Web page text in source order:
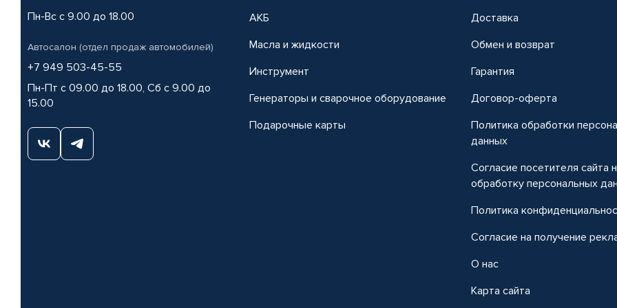
Пн-Вс с 9.00 до 18.00
Автосалон (отдел продаж автомобилей)
+7 949 503-45-55
Пн-Пт с 09.00 до 18.00, Сб с 9.00 до
15.00
АКБ
Масла и жидкости
Инструмент
Генераторы и сварочное оборудование
Подарочные карты
Доставка
Обмен и возврат
Гарантия
Договор-оферта
Политика обработки
данных
Согласие посетителя сайта
обработку персональных
Политика
Согласие на получение
О нас
Карта сайта